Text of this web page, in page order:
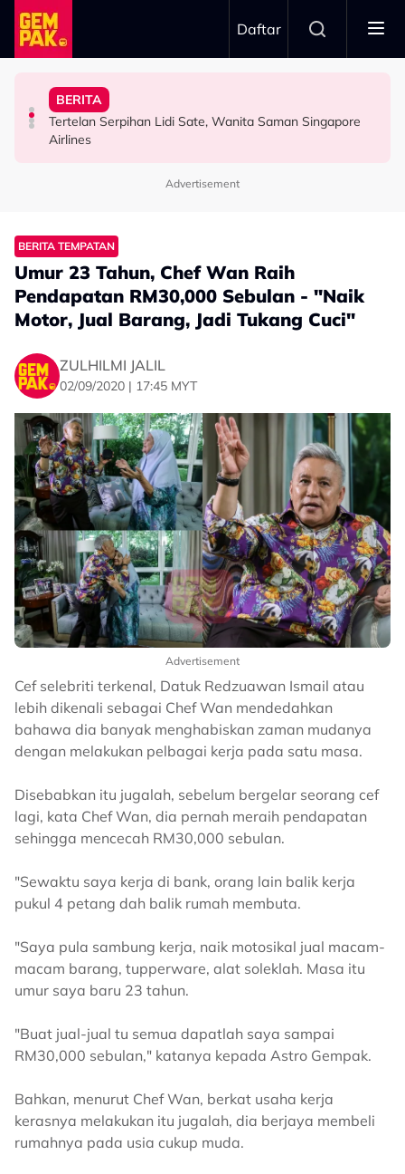
Skip to main content
Daftar
FESYEN
Usia 74 tahun Bukan Penghalang, Tunku Puteri Jawahir
Hidupkan Warisan Negeri Sembilan Menerusi ‘Royal
BERITA
Tertelan Serpihan Lidi Sate, Wanita Saman Singapore
Airlines
HIBURAN
Permintaan Aneh Jared Leto Di Lokasi, Minta Nelayan
Tangkap Ikan Segar Setiap Hari
HIBURAN
Pernah Hidup Miskin Tegar, A$AP Bayar Sewa
Penduduk Satu Flat Sebab Nenek Tak Mahu Pindah
Advertisement
BERITA TEMPATAN
Umur 23 Tahun, Chef Wan Raih
Pendapatan RM30,000 Sebulan - "Naik
Motor, Jual Barang, Jadi Tukang Cuci"
ZULHILMI JALIL
02/09/2020 | 17:45 MYT
Advertisement
Cef selebriti terkenal, Datuk Redzuawan Ismail atau
lebih dikenali sebagai Chef Wan mendedahkan
bahawa dia banyak menghabiskan zaman mudanya
dengan melakukan pelbagai kerja pada satu masa.
Disebabkan itu jugalah, sebelum bergelar seorang cef
lagi, kata Chef Wan, dia pernah meraih pendapatan
sehingga mencecah RM30,000 sebulan.
"Sewaktu saya kerja di bank, orang lain balik kerja
pukul 4 petang dah balik rumah membuta.
"Saya pula sambung kerja, naik motosikal jual macam-
macam barang, tupperware, alat soleklah. Masa itu
umur saya baru 23 tahun.
"Buat jual-jual tu semua dapatlah saya sampai
RM30,000 sebulan," katanya kepada Astro Gempak.
Bahkan, menurut Chef Wan, berkat usaha kerja
kerasnya melakukan itu jugalah, dia berjaya membeli
rumahnya pada usia cukup muda.